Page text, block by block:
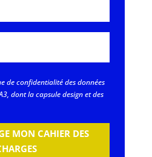
de confidentialité des données
dont la capsule design et des
MON CAHIER DES